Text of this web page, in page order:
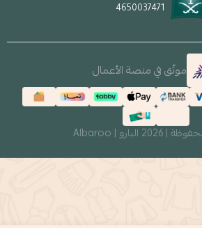
4650037471
موثّق في منصة الأعمال
| 2026 البارو | Albaroo